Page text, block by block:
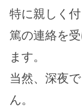
特に親しく
篤の連絡を
ます。
当然、深夜
ん。